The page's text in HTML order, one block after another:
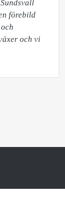
förebild
och vi